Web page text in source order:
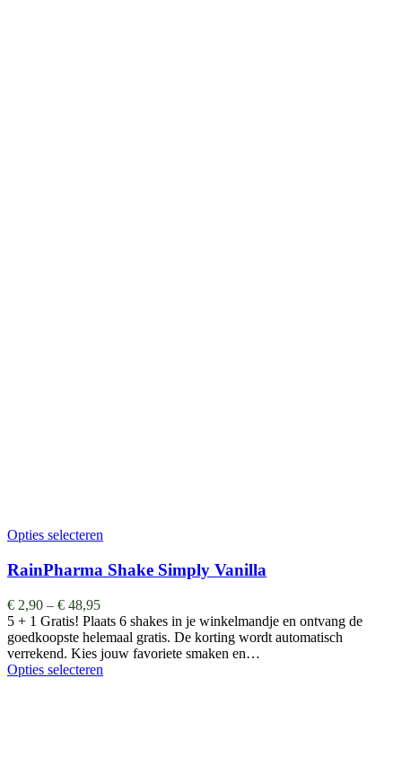
Opties selecteren
RainPharma Shake Simply Vanilla
€ 2,90 – € 48,95
5 + 1 Gratis! Plaats 6 shakes in je winkelmandje en ontvang de
goedkoopste helemaal gratis. De korting wordt automatisch
verrekend. Kies jouw favoriete smaken en…
Opties selecteren